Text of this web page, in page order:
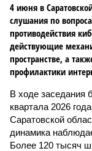
4 июня в
слушания по
противодействия
действующие
пространстве, а
профилактики
В ходе заседания
квартала 2026
Саратовской
динамика
Более 120 тысяч